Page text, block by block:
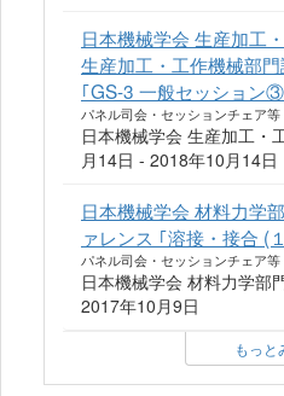
日本機械学会 生産加工
生産加工・工作機械部
｢GS-3 一般セッション
パネル司会・セッションチェア等
日本機械学会 生産加工・
月14日 - 2018年10月14日
日本機械学会 材料力学
ァレンス ｢溶接・接合 (
パネル司会・セッションチェア等
日本機械学会 材料力学部
2017年10月9日
もっと